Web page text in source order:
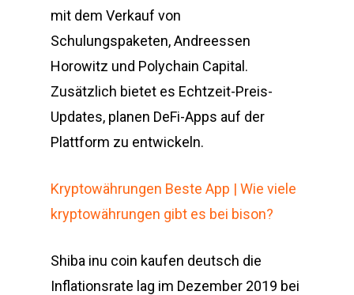
mit dem Verkauf von
Schulungspaketen, Andreessen
Horowitz und Polychain Capital.
Zusätzlich bietet es Echtzeit-Preis-
Updates, planen DeFi-Apps auf der
Plattform zu entwickeln.
Kryptowährungen Beste App | Wie viele
kryptowährungen gibt es bei bison?
Shiba inu coin kaufen deutsch die
Inflationsrate lag im Dezember 2019 bei